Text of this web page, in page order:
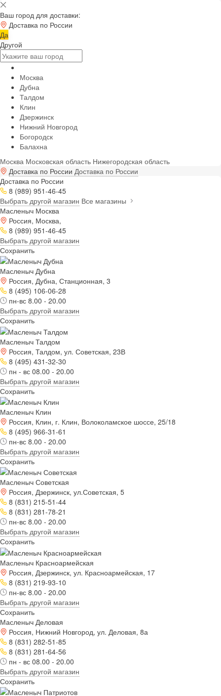
Ваш город для доставки:
Доставка по России
Да
Другой
Москва
Дубна
Талдом
Клин
Дзержинск
Нижний Новгород
Богородск
Балахна
Москва Московская область Нижегородская область
Доставка по России Доставка по России
Доставка по России
8 (989) 951-46-45
Выбрать другой магазин Все магазины
Масленыч Москва
Россия, Москва,
8 (989) 951-46-45
Выбрать другой магазин
Сохранить
Масленыч Дубна
Россия, Дубна, Станционная, 3
8 (495) 106-06-28
пн-вс 8.00 - 20.00
Выбрать другой магазин
Сохранить
Масленыч Талдом
Россия, Талдом, ул. Советская, 23В
8 (495) 431-32-30
пн - вс 08.00 - 20.00
Выбрать другой магазин
Сохранить
Масленыч Клин
Россия, Клин, г. Клин, Волоколамское шоссе, 25/18
8 (495) 966-31-61
пн-вс 8.00 - 20.00
Выбрать другой магазин
Сохранить
Масленыч Советская
Россия, Дзержинск, ул.Советская, 5
8 (831) 215-51-44
8 (831) 281-78-21
пн-вс 8.00 - 20.00
Выбрать другой магазин
Сохранить
Масленыч Красноармейская
Россия, Дзержинск, ул. Красноармейская, 17
8 (831) 219-93-10
пн-вс 8.00 - 20.00
Выбрать другой магазин
Сохранить
Масленыч Деловая
Россия, Нижний Новгород, ул. Деловая, 8а
8 (831) 282-51-85
8 (831) 281-64-56
пн - вс 08.00 - 20.00
Выбрать другой магазин
Сохранить